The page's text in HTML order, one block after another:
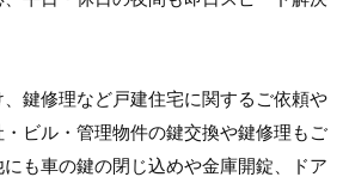
鍵修理など戸建住宅に関するご依頼や
ビル・管理物件の鍵交換や鍵修理もご
も車の鍵の閉じ込めや金庫開錠、ドア